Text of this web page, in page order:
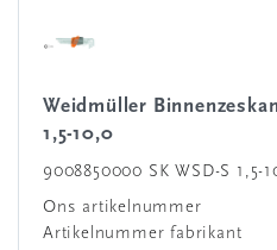
Weidmüller Binnenzeskantsleutelset SK WSD-S
1,5-10,0
9008850000 SK WSD-S 1,5-
Ons artikelnummer
Artikelnummer fabrikant